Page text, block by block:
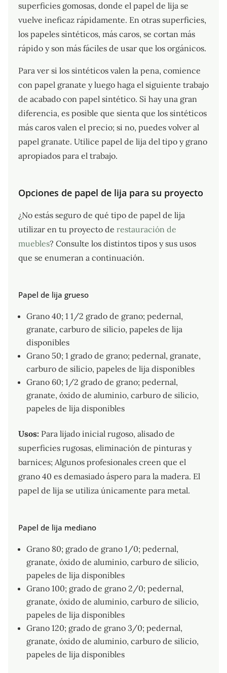
superficies gomosas, donde el papel de lija se
vuelve ineficaz rápidamente. En otras superficies,
los papeles sintéticos, más caros, se cortan más
rápido y son más fáciles de usar que los orgánicos.
Para ver si los sintéticos valen la pena, comience
con papel granate y luego haga el siguiente trabajo
de acabado con papel sintético. Si hay una gran
diferencia, es posible que sienta que los sintéticos
más caros valen el precio; si no, puedes volver al
papel granate. Utilice papel de lija del tipo y grano
apropiados para el trabajo.
Opciones de papel de lija para su proyecto
¿No estás seguro de qué tipo de papel de lija
utilizar en tu proyecto de restauración de
muebles? Consulte los distintos tipos y sus usos
que se enumeran a continuación.
Papel de lija grueso
Grano 40; 1 1/2 grado de grano; pedernal,
granate, carburo de silicio, papeles de lija
disponibles
Grano 50; 1 grado de grano; pedernal, granate,
carburo de silicio, papeles de lija disponibles
Grano 60; 1/2 grado de grano; pedernal,
granate, óxido de aluminio, carburo de silicio,
papeles de lija disponibles
Usos: Para lijado inicial rugoso, alisado de
superficies rugosas, eliminación de pinturas y
barnices; Algunos profesionales creen que el
grano 40 es demasiado áspero para la madera. El
papel de lija se utiliza únicamente para metal.
Papel de lija mediano
Grano 80; grado de grano 1/0; pedernal,
granate, óxido de aluminio, carburo de silicio,
papeles de lija disponibles
Grano 100; grado de grano 2/0; pedernal,
granate, óxido de aluminio, carburo de silicio,
papeles de lija disponibles
Grano 120; grado de grano 3/0; pedernal,
granate, óxido de aluminio, carburo de silicio,
papeles de lija disponibles